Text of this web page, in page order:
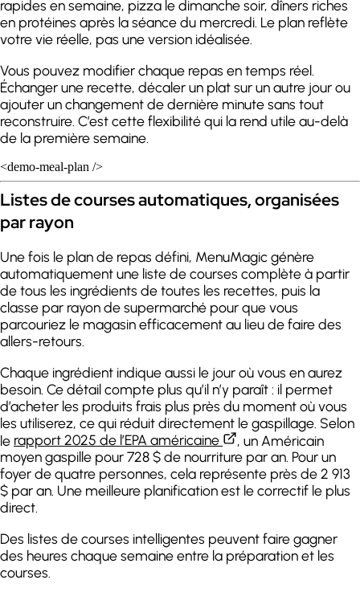
rapides en semaine, pizza le dimanche soir, dîners riches
en protéines après la séance du mercredi. Le plan reflète
votre vie réelle, pas une version idéalisée.
Vous pouvez modifier chaque repas en temps réel.
Échanger une recette, décaler un plat sur un autre jour ou
ajouter un changement de dernière minute sans tout
reconstruire. C’est cette flexibilité qui la rend utile au-delà
de la première semaine.
<demo-meal-plan />
Listes de courses automatiques, organisées
par rayon
Une fois le plan de repas défini, MenuMagic génère
automatiquement une liste de courses complète à partir
de tous les ingrédients de toutes les recettes, puis la
classe par rayon de supermarché pour que vous
parcouriez le magasin efficacement au lieu de faire des
allers-retours.
Chaque ingrédient indique aussi le jour où vous en aurez
besoin. Ce détail compte plus qu’il n’y paraît : il permet
d’acheter les produits frais plus près du moment où vous
les utiliserez, ce qui réduit directement le gaspillage. Selon
le rapport 2025 de l’EPA américaine
, un Américain
moyen gaspille pour 728 $ de nourriture par an. Pour un
foyer de quatre personnes, cela représente près de 2 913
$ par an. Une meilleure planification est le correctif le plus
direct.
Des listes de courses intelligentes peuvent faire gagner
des heures chaque semaine entre la préparation et les
courses.